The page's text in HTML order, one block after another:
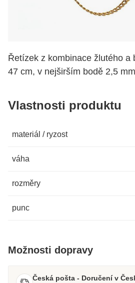
Řetízek z kombinace žlutého
47 cm, v nejširším bodě 2,5
Vlastnosti produktu
materiál / ryzost
váha
rozměry
punc
Možnosti dopravy
Česká pošta - Doručení v